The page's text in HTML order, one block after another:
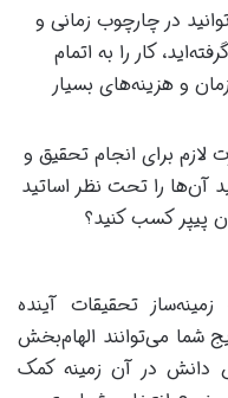
در چارچوب زمانی و
کار را به اتمام
و هزینه‌های بسیار
لازم برای انجام تحقیق و
آن‌ها را تحت نظر اساتید
تحقیقات آینده
شما می‌توانند الهام‌بخش
دانش در آن زمینه کمک